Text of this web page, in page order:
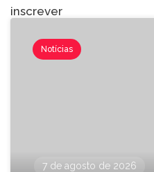
inscrever
Notícias
7 de agosto de 2026